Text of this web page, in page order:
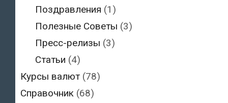
Поздравления (1)
Полезные Советы (3)
Пресс-релизы (3)
Статьи (4)
Курсы валют (78)
Справочник (68)